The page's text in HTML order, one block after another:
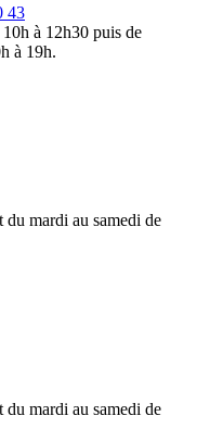
43
à 12h30 puis de
à 19h.
mardi au samedi de
mardi au samedi de